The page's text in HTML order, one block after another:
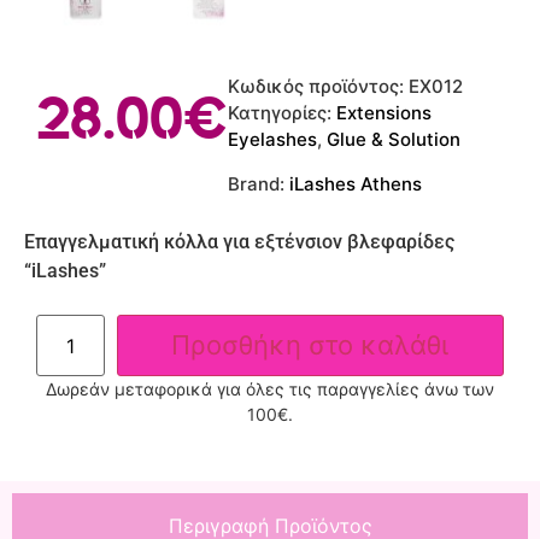
28.00€Κωδικός προϊόντος: EX012
Κατηγορίες: Extensions
Eyelashes, Glue & Solution
Brand: iLashes Athens
Επαγγελματική κόλλα για εξτένσιον βλεφαρίδες
“iLashes”
Προσθήκη στο καλάθι
Δωρεάν μεταφορικά για όλες τις παραγγελίες άνω των
100€.
Περιγραφή Προϊόντος